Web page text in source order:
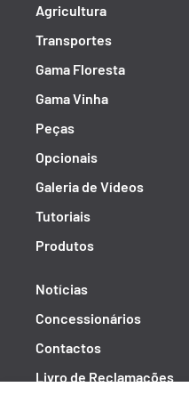
Agricultura
Transportes
Gama Floresta
Gama Vinha
Peças
Opcionais
Galeria de Vídeos
Tutoriais
Produtos
Notícias
Concessionários
Contactos
Livro de Reclamações